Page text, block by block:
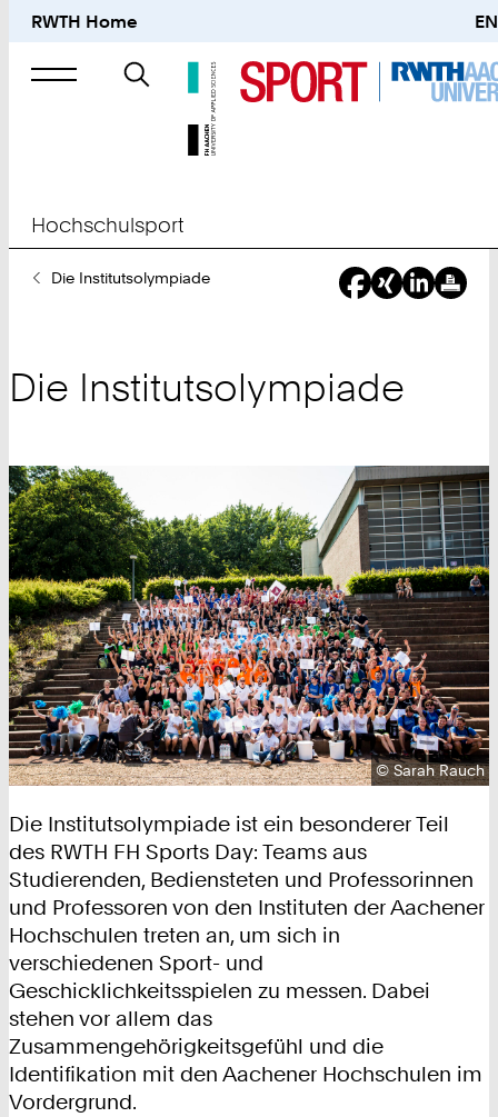
RWTH Home EN
Suche
nach
Hochschulsport
SieDie Institutsolympiade
Die Institutsolympiade
Urheberrecht:
©Sarah Rauch
Die Institutsolympiade ist ein besonderer Teil
des RWTH FH Sports Day: Teams aus
Studierenden, Bediensteten und Professorinnen
und Professoren von den Instituten der Aachener
Hochschulen treten an, um sich in
verschiedenen Sport- und
Geschicklichkeitsspielen zu messen. Dabei
stehen vor allem das
Zusammengehörigkeitsgefühl und die
Identifikation mit den Aachener Hochschulen im
Vordergrund.